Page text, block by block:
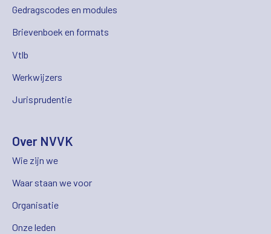
Gedragscodes en modules
Brievenboek en formats
Vtlb
Werkwijzers
Jurisprudentie
Over NVVK
Wie zijn we
Waar staan we voor
Organisatie
Onze leden